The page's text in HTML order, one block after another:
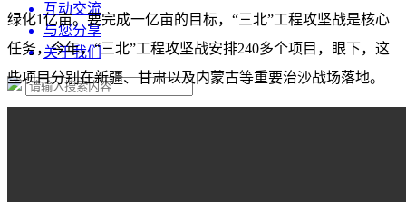
互动交流
与您分享
关于我们
绿化1亿亩。要完成一亿亩的目标，“三北”工程攻坚战是核心
任务，今年，“三北”工程攻坚战安排240多个项目，眼下，这
些项目分别在新疆、甘肃以及内蒙古等重要治沙战场落地。